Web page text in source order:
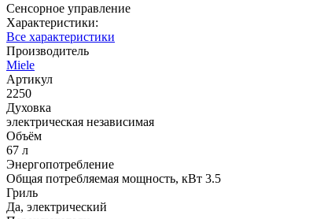
Сенсорное управление
Характеристики:
Все характеристики
Производитель
Miele
Артикул
2250
Духовка
электрическая независимая
Объём
67 л
Энергопотребление
Общая потребляемая мощность, кВт 3.5
Гриль
Да, электрический